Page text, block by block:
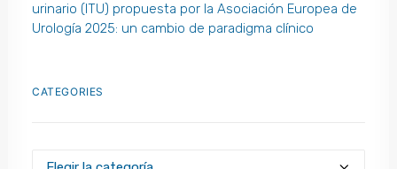
urinario (ITU) propuesta por la Asociación Europea de
Urología 2025: un cambio de paradigma clínico
CATEGORIES
Categories